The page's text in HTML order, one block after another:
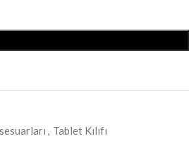
, Tablet Kılıfı